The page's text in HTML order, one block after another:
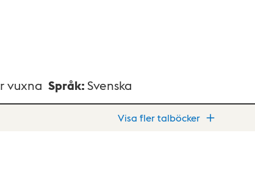
vuxna Språk:Svenska
Visa fler talböcker